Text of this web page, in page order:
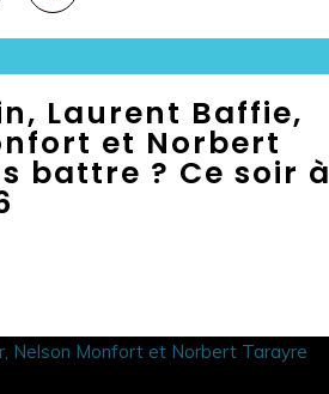
Laurent Baffie,
et Norbert
battre ? Ce soir à